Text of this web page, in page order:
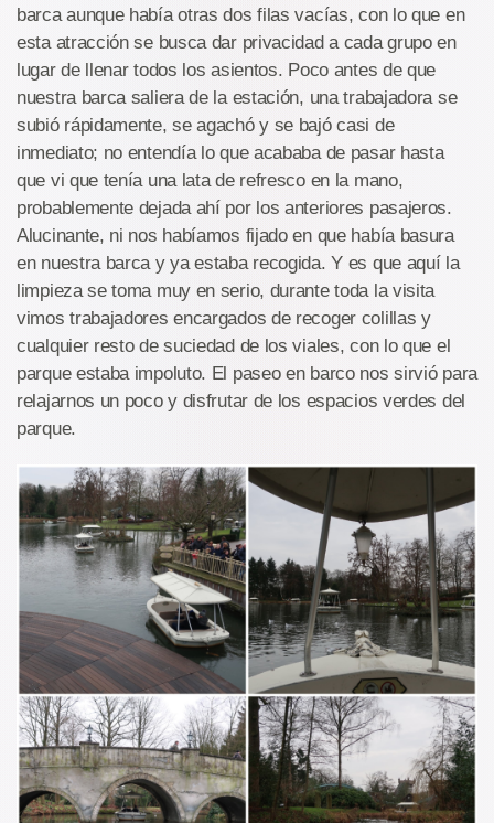
barca aunque había otras dos filas vacías, con lo que en
esta atracción se busca dar privacidad a cada grupo en
lugar de llenar todos los asientos. Poco antes de que
nuestra barca saliera de la estación, una trabajadora se
subió rápidamente, se agachó y se bajó casi de
inmediato; no entendía lo que acababa de pasar hasta
que vi que tenía una lata de refresco en la mano,
probablemente dejada ahí por los anteriores pasajeros.
Alucinante, ni nos habíamos fijado en que había basura
en nuestra barca y ya estaba recogida. Y es que aquí la
limpieza se toma muy en serio, durante toda la visita
vimos trabajadores encargados de recoger colillas y
cualquier resto de suciedad de los viales, con lo que el
parque estaba impoluto. El paseo en barco nos sirvió para
relajarnos un poco y disfrutar de los espacios verdes del
parque.